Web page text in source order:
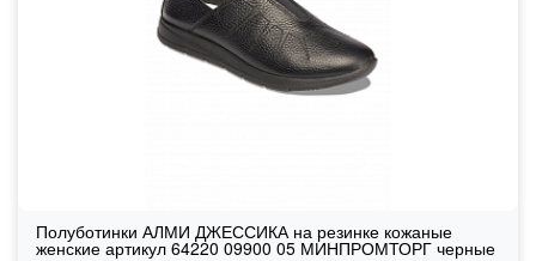
Полуботинки АЛМИ ДЖЕССИКА на резинке кожаные
женские артикул 64220 09900 05 МИНПРОМТОРГ черные